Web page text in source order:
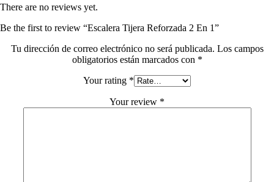
There are no reviews yet.
Be the first to review “Escalera Tijera Reforzada 2 En 1”
Tu dirección de correo electrónico no será publicada. Los campos
obligatorios están marcados con *
Your rating *
Your review *